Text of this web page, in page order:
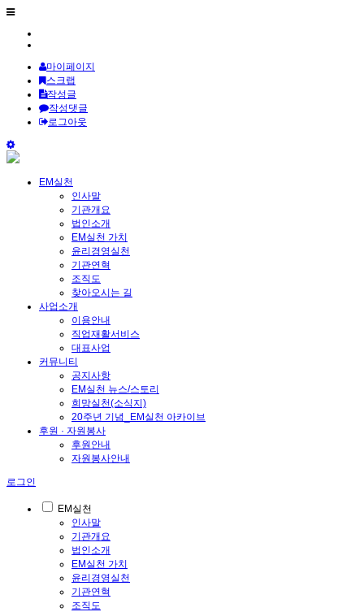
마이페이지
스크랩
작성글
작성댓글
로그아웃
EM실천
인사말
기관개요
법인소개
EM실천 가치
윤리경영실천
기관연혁
조직도
찾아오시는 길
사업소개
이용안내
직업재활서비스
대표사업
커뮤니티
공지사항
EM실천 뉴스/스토리
희망실천(소식지)
20주년 기념_EM실천 아카이브
후원 · 자원봉사
후원안내
자원봉사안내
로그인
EM실천
인사말
기관개요
법인소개
EM실천 가치
윤리경영실천
기관연혁
조직도